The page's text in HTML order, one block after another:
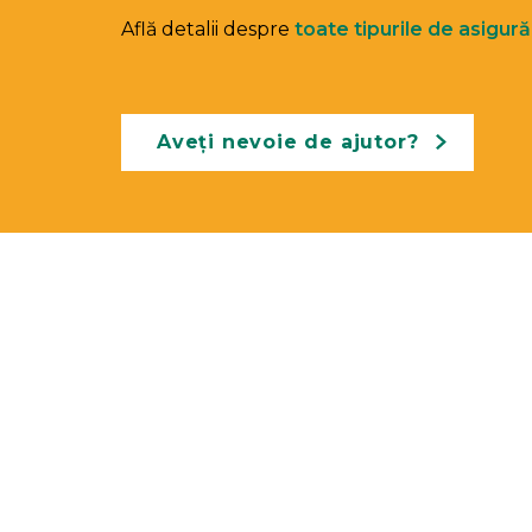
Află detalii despre toate tipurile de
Aveți nevoie de ajutor?